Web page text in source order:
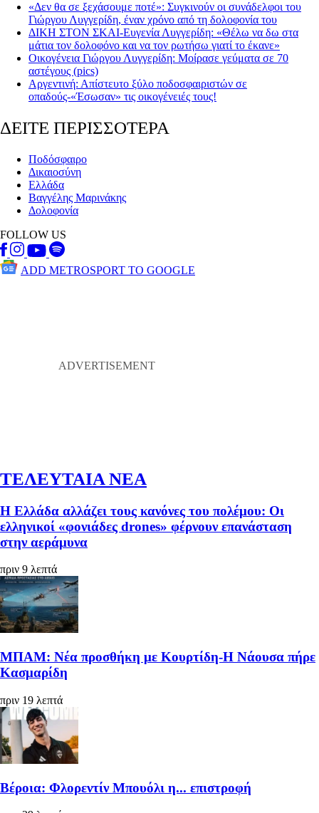
«Δεν θα σε ξεχάσουμε ποτέ»: Συγκινούν οι συνάδελφοι του
Γιώργου Λυγγερίδη, έναν χρόνο από τη δολοφονία του
ΔΙΚΗ ΣΤΟΝ ΣΚΑI-Ευγενία Λυγγερίδη: «Θέλω να δω στα
μάτια τον δολοφόνο και να τον ρωτήσω γιατί το έκανε»
Οικογένεια Γιώργου Λυγγερίδη: Μοίρασε γεύματα σε 70
αστέγους (pics)
Αργεντινή: Απίστευτο ξύλο ποδοσφαιριστών σε
οπαδούς-«Έσωσαν» τις οικογένειές τους!
ΔΕΙΤΕ ΠΕΡΙΣΣΟΤΕΡΑ
Ποδόσφαιρο
Δικαιοσύνη
Ελλάδα
Βαγγέλης Μαρινάκης
Δολοφονία
FOLLOW US
ADD METROSPORT TO GOOGLE
ΤΕΛΕΥΤΑΙΑ ΝΕΑ
Η Ελλάδα αλλάζει τους κανόνες του πολέμου: Οι
ελληνικοί «φονιάδες drones» φέρνουν επανάσταση
στην αεράμυνα
πριν 9 λεπτά
ΜΠΑΜ: Νέα προσθήκη με Κουρτίδη-Η Νάουσα πήρε
Κασμαρίδη
πριν 19 λεπτά
Βέροια: Φλορεντίν Μπουόλι η... επιστροφή